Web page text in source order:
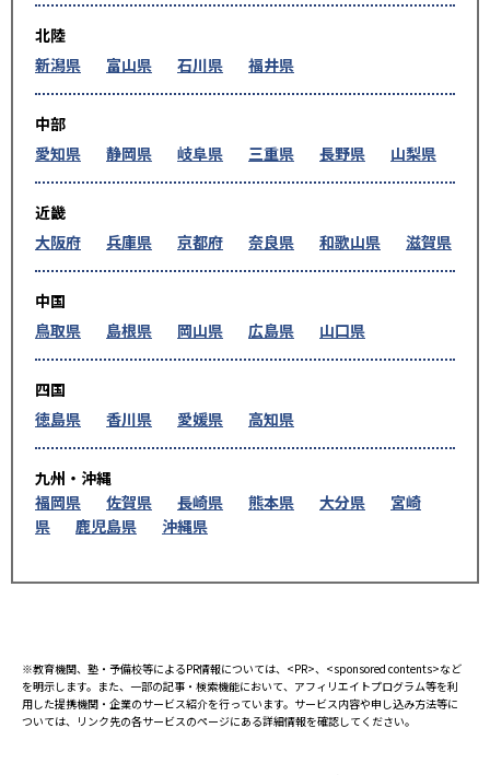
北陸
新潟県
富山県 石川県 福井県
中部
愛知県
静岡県 岐阜県 三重県 長野県 山梨県
近畿
大阪府
兵庫県 京都府 奈良県 和歌山県 滋賀県
中国
鳥取県
島根県 岡山県 広島県 山口県
四国
徳島県
香川県 愛媛県 高知県
九州・沖縄
福岡県
佐賀県 長崎県 熊本県 大分県
宮崎
県
鹿児島県 沖縄県
※教育機関、塾・予備校等によるPR情報については、<PR>、<sponsored contents>など
を明示します。また、一部の記事・検索機能において、アフィリエイトプログラム等を利
用した提携機関・企業のサービス紹介を行っています。サービス内容や申し込み方法等に
ついては、リンク先の各サービスのページにある詳細情報を確認してください。